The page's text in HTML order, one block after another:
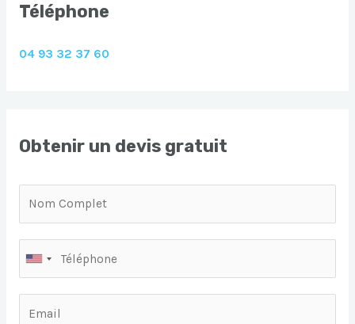
Téléphone
04 93 32 37 60
Obtenir un devis gratuit